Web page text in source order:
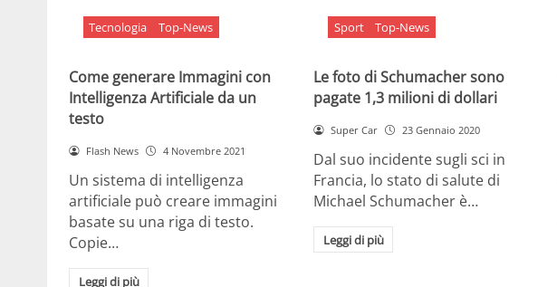
Tecnologia Top-News
Come generare Immagini con
Intelligenza Artificiale da un
testo
Flash News 4 Novembre 2021
Un sistema di intelligenza
artificiale può creare immagini
basate su una riga di testo.
Copie…
Leggi di più
Sport Top-News
Le foto di Schumacher sono
pagate 1,3 milioni di dollari
Super Car 23 Gennaio 2020
Dal suo incidente sugli sci in
Francia, lo stato di salute di
Michael Schumacher è…
Leggi di più